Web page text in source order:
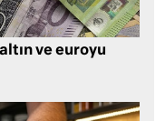
ve euroyu